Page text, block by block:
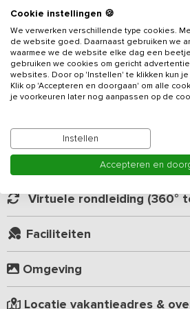
Gelegen op het erf van een
12-persoonsvakantieadres. Te midden
perfecte plek om te genieten van natuur,
speelveld met een trampoline,
baan. In de namiddag- en avondzon
bourgondische barbecue of een
kampvuurplaats.
Het appartement is volledig ingericht
keuken. Je beschikt over vier 2-
persoons kamer. Er een ruime badkamer
ligbad en toilet en een badkamer met
dagdeel), door middel van opgieten
geuren en kleuren.
Steden als Gent en Antwerpen en
sneller te bereiken dan bijvoorbeeld
badplaats Knokke-Heist ligt net over de
Lees meer
Kamer indeling
Geverifieerde
Virtuele rondleiding (360°
Faciliteiten
Omgeving
Locatie vakantieadres &
Cookie instellingen 🍪
We verwerken verschillende type cookies.
de website goed. Daarnaast gebruiken we
waarmee we de website elke dag een
gebruiken we cookies om gericht
websites. Door op 'Instellen' te klikken kun
Klik op 'Accepteren en doorgaan' om alle
je voorkeuren later nog aanpassen op de
Instellen
Accepteren en